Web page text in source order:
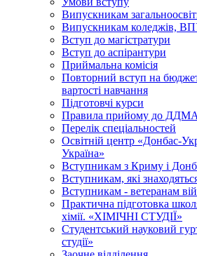
Випускникам
Випускникам коледжів,
Вступ до магістратури
Вступ до аспірантури
Приймальна комісія
Повторний вступ на
вартості навчання
Підготовчі курси
Правила прийому до ДДМА
Перелік спеціальностей
Освітній центр «Донбас-
Україна»
Вступникам з Криму і
Вступникам, які
Вступникам - ветеранам
Практична підготовка
хімії. «ХІМІЧНІ СТУДІЇ»
Студентський науковий
студії»